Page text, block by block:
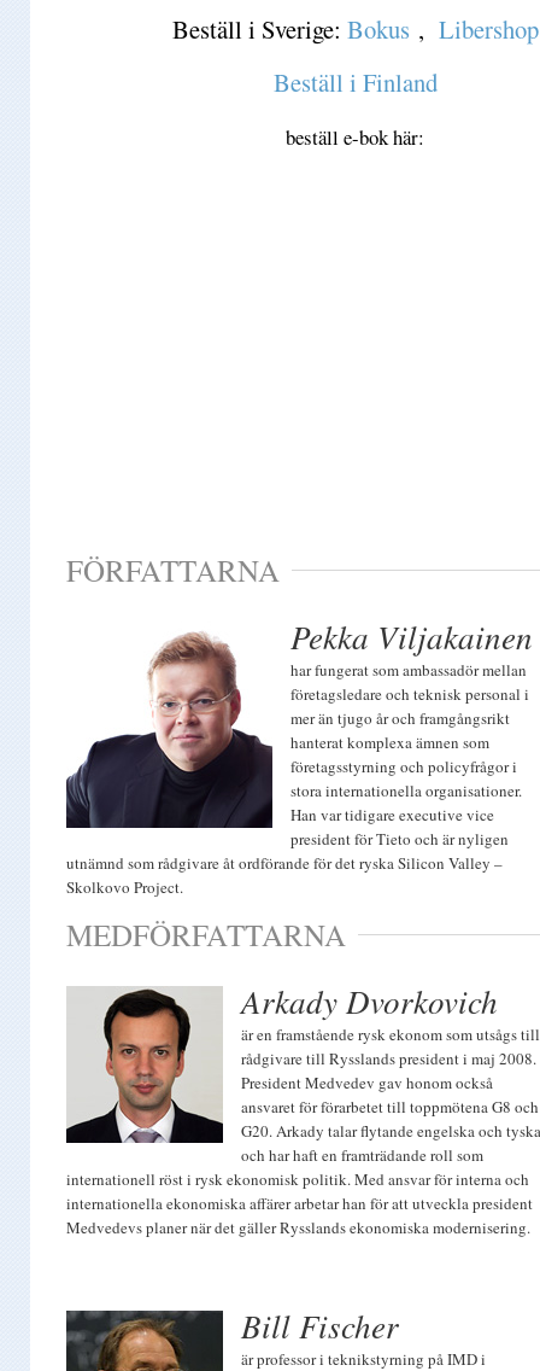
Beställ i Sverige: Bokus , Libershop
Beställ i Finland
beställ e-bok här:
FÖRFATTARNA
Pekka Viljakainen
har fungerat som ambassadör mellan
företagsledare och teknisk personal i
mer än tjugo år och framgångsrikt
hanterat komplexa ämnen som
företagsstyrning och policyfrågor i
stora internationella organisationer.
Han var tidigare executive vice
president för Tieto och är nyligen
utnämnd som rådgivare åt ordförande för det ryska Silicon Valley –
Skolkovo Project.
MEDFÖRFATTARNA
Arkady Dvorkovich
är en framstående rysk ekonom som utsågs till
rådgivare till Rysslands president i maj 2008.
President Medvedev gav honom också
ansvaret för förarbetet till toppmötena G8 och
G20. Arkady talar flytande engelska och tyska
och har haft en framträdande roll som
internationell röst i rysk ekonomisk politik. Med ansvar för interna och
internationella ekonomiska affärer arbetar han för att utveckla president
Medvedevs planer när det gäller Rysslands ekonomiska modernisering.
Bill Fischer
är professor i teknikstyrning på IMD i